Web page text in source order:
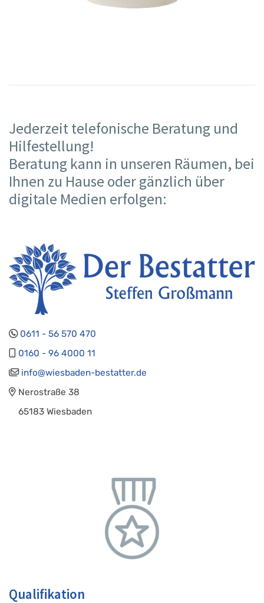
Jederzeit telefonische Beratung und
Hilfestellung!
Beratung kann in unseren Räumen, bei
Ihnen zu Hause oder gänzlich über
digitale Medien erfolgen:
0611 - 56 570 470
0160 - 96 4000 11
info@wiesbaden-bestatter.de
Nerostraße 38
65183 Wiesbaden
Qualifikation